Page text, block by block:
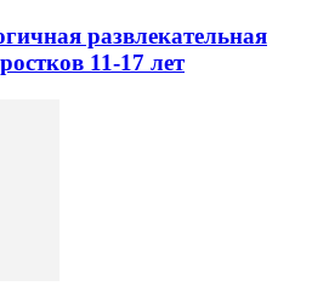
развлекательная
11-17 лет